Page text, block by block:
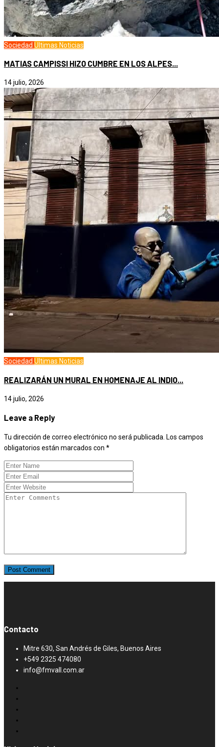
Sociedad Ultimas Noticias
MATIAS CAMPISSI HIZO CUMBRE EN LOS ALPES...
14 julio, 2026
Sociedad Ultimas Noticias
REALIZARÁN UN MURAL EN HOMENAJE AL INDIO...
14 julio, 2026
Leave a Reply
Tu dirección de correo electrónico no será publicada. Los campos
obligatorios están marcados con *
Contacto
Mitre 630, San Andrés de Giles, Buenos Aires
+549 2325 474080
info@fmvall.com.ar